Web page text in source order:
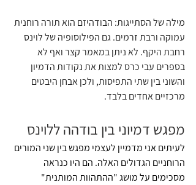
מילה של הסתייגות: הבודהיזם הוא תורה רוחנית
עמוקה ורבת זרמים. גם הפילוסופיה של לוינס
רחבת היקף. לא ניתן במאמר קצר ואף לא
בספרים עבי כרס למצות את נקודות הדמיון
והשוני בין שתי התפיסות, ולכן אבחן היבטים
מרכזיים אחדים בלבד.
מפגש דמיוני בין בודהה ללוינס
לעיתים אני מדמיין לעצמי מפגש בין שני המורים
הרוחניים הגדולים האלה. הם היו כנראה
מסכימים על מושג "ההתהוות המותנית"